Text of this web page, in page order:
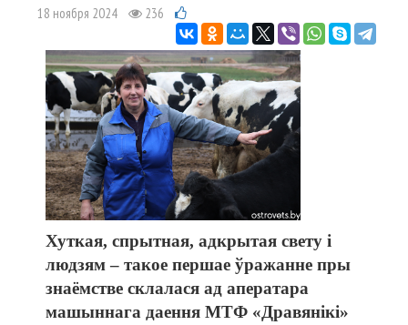
18 ноября 2024 236
Хуткая, спрытная, адкрытая свету і
людзям – такое першае ўражанне пры
знаёмстве склалася ад аператара
машыннага даення МТФ «Дравянікі»